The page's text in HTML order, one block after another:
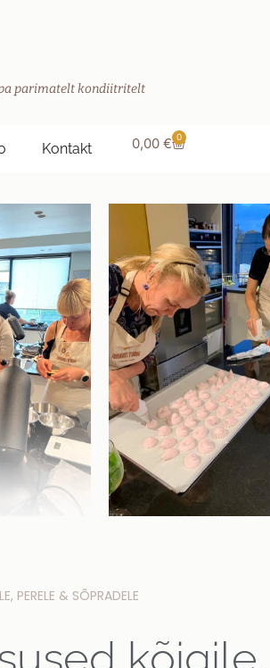
parimatelt kondiitritelt
Kontakt 0,00 € 0
PERELE & SÕPRADELE
kõigile,